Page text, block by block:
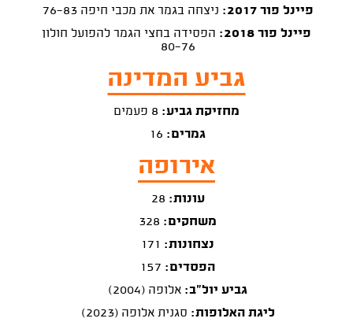
פיינל פור 2017:
ניצחה בגמר את מכבי חיפה 76-83
פיינל פור 2018:
הפסידה בחצי הגמר להפועל חולון
80-76
גביע המדינה
מחזיקת גביע:
גמרים:
אירופה
עונות:
משחקים:
נצחונות:
הפסדים:
גביע יול"ב: אלופה (2004)
ליגת האלופות: סגנית אלופה (2023)